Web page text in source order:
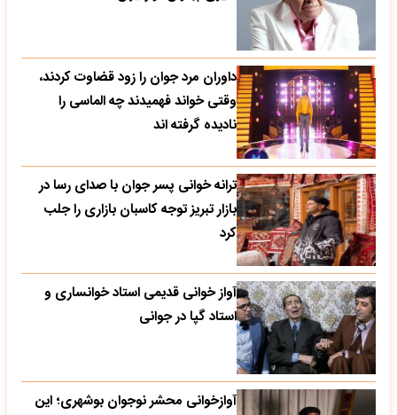
داوران مرد جوان را زود قضاوت کردند،
وقتی خواند فهمیدند چه الماسی را
نادیده گرفته اند
ترانه خوانی پسر جوان با صدای رسا در
بازار تبریز توجه کاسبان بازاری را جلب
کرد
آواز خوانی قدیمی استاد خوانساری و
استاد گپا در جوانی
آوازخوانی محشر نوجوان بوشهری؛ این